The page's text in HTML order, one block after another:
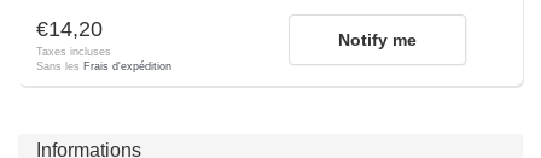
€14,20
Taxes incluses
Sans les Frais d'expédition
Notify me
Informations